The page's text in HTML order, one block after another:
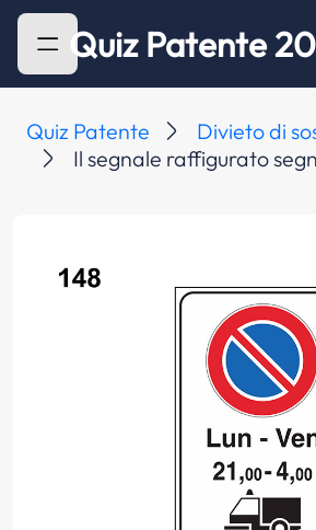
Quiz Patente
Quiz Patente
Divieto di
Il segnale raffigurato